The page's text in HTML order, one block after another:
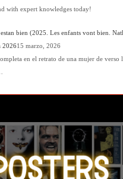
with expert knowledges today!
bien (2025. Les enfants vont bien.
202615 marzo, 2026
en el retrato de una mujer de verso